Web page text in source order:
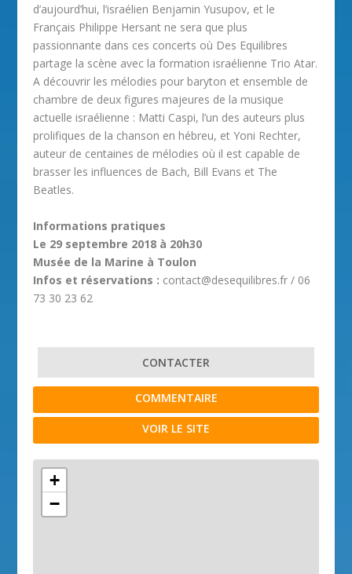
d’aujourd’hui, l’israélien Benjamin Yusupov, et le
Français Philippe Hersant ne sera que plus
passionnante dans ces concerts où Des Equilibres
partage la scène avec la formation israélienne Trio Atar.
A découvrir les mélodies pour baryton et ensemble de
chambre de deux figures majeures de la musique
actuelle israélienne : Matti Caspi, l’un des auteurs plus
prolifiques de la chanson en hébreu, et Yoni Rechter,
auteur de centaines de mélodies où il est capable de
brasser les influences de Bach, Bill Evans et The
Beatles.
Informations pratiques
Le 29 septembre 2018 à 20h30
Musée de la Marine à Toulon
Infos et réservations : contact@desequilibres.fr / 06
73 30 23 62
CONTACTER
COMMENTAIRE
VOIR LE SITE
+
−